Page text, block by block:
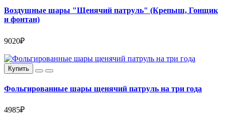
Воздушные шары "Щенячий патруль" (Крепыш, Гонщик
и фонтан)
9020₽
Купить
Фольгированные шары щенячий патруль на три года
4985₽